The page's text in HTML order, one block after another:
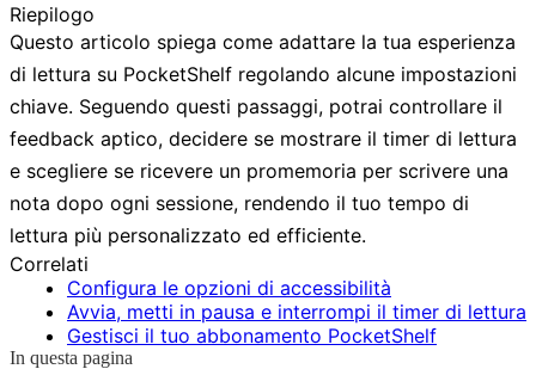
Riepilogo
Questo articolo spiega come adattare la tua esperienza
di lettura su PocketShelf regolando alcune impostazioni
chiave. Seguendo questi passaggi, potrai controllare il
feedback aptico, decidere se mostrare il timer di lettura
e scegliere se ricevere un promemoria per scrivere una
nota dopo ogni sessione, rendendo il tuo tempo di
lettura più personalizzato ed efficiente.
Correlati
Configura le opzioni di accessibilità
Avvia, metti in pausa e interrompi il timer di lettura
Gestisci il tuo abbonamento PocketShelf
In questa pagina